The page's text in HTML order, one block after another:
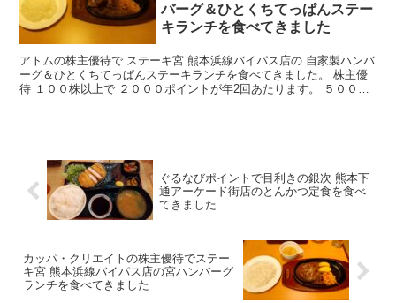
バーグ＆ひとくちてっぱんステー
キランチを食べてきました
アトムの株主優待で ステーキ宮 熊本浜線バイパス店の 自家製ハンバ
ーグ＆ひとくちてっぱんステーキランチを食べてきました。 株主優
待 １００株以上で ２０００ポイントが年2回あたります。 ５００株
ぐるなびポイントで目利きの銀次 熊本下
通アーケード街店のとんかつ定食を食べ
てきました
カッパ・クリエイトの株主優待でステー
キ宮 熊本浜線バイパス店の宮ハンバーグ
ランチを食べてきました